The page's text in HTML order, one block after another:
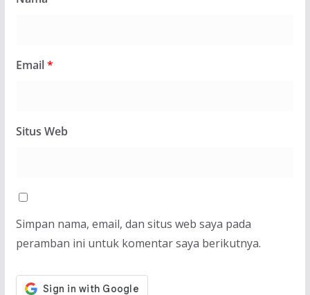
Email*
Situs Web
Simpan nama, email, dan situs web saya pada
peramban ini untuk komentar saya berikutnya.